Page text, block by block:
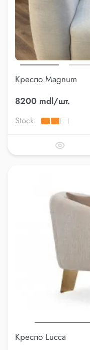
Кресло Magnum
8200 mdl/шт.
Stock:
Кресло Lucca